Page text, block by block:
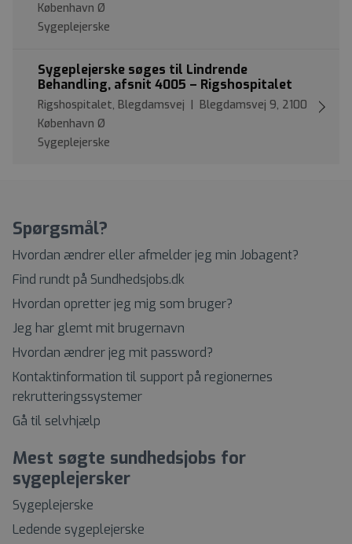
København Ø
Sygeplejerske
Sygeplejerske søges til Lindrende
Behandling, afsnit 4005 – Rigshospitalet
Rigshospitalet, Blegdamsvej | Blegdamsvej 9, 2100
København Ø
Sygeplejerske
Spørgsmål?
Hvordan ændrer eller afmelder jeg min Jobagent?
Find rundt på Sundhedsjobs.dk
Hvordan opretter jeg mig som bruger?
Jeg har glemt mit brugernavn
Hvordan ændrer jeg mit password?
Kontaktinformation til support på regionernes
rekrutteringssystemer
Gå til selvhjælp
Mest søgte sundhedsjobs for
sygeplejersker
Sygeplejerske
Ledende sygeplejerske